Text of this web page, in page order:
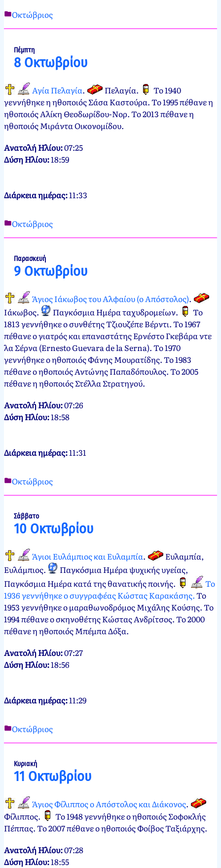
Νεκτάριος
7
20127
Οκτωβρίου,
Οκτώβριος
Πέμπτη
8 Οκτωβρίου
Αγία Πελαγία. Πελαγία.
Το 1940
γεννήθηκε η ηθοποιός Σάσα Καστούρα. Το 1995 πέθανε η
ηθοποιός Αλίκη Θεοδωρίδου-Νορ. Το 2013 πέθανε η
ηθοποιός Μιράντα Οικονομίδου.
Ανατολή Ηλίου:07:25
Δύση Ηλίου:18:59
Διάρκεια ημέρας:11:33
Νεκτάριος
8
20128
Οκτωβρίου,
Οκτώβριος
Παρασκευή
9 Οκτωβρίου
Άγιος Ιάκωβος του Αλφαίου (ο Απόστολος).
Ιάκωβος. Παγκόσμια Ημέρα ταχυδρομείων.
Το
1813 γεννήθηκε ο συνθέτης Τζιουζέπε Βέρντι. Το 1967
πέθανε ο γιατρός και επαναστάτης Ερνέστο Γκεβάρα ντε
λα Σέρνα (Ernesto Guevara de la Serna). Το 1970
γεννήθηκε ο ηθοποιός Φάνης Μουρατίδης. Το 1983
πέθανε ο ηθοποιός Αντώνης Παπαδόπουλος. Το 2005
πέθανε η ηθοποιός Στέλλα Στρατηγού.
Ανατολή Ηλίου:07:26
Δύση Ηλίου:18:58
Διάρκεια ημέρας:11:31
Νεκτάριος
9
20129
Οκτωβρίου,
Οκτώβριος
Σάββατο
10 Οκτωβρίου
Άγιοι Ευλάμπιος και Ευλαμπία.
Ευλαμπία,
Ευλάμπιος.
Παγκόσμια Ημέρα ψυχικής υγείας,
Παγκόσμια Ημέρα κατά της θανατικής ποινής.
Το
1936 γεννήθηκε ο συγγραφέας Κώστας Καρακάσης.Το
1953 γεννήθηκε ο μαραθωνοδρόμος Μιχάλης Κούσης. Το
1994 πέθανε ο σκηνοθέτης Κώστας Ανδρίτσος. Το 2000
πέθανε η ηθοποιός Μπέμπα Δόξα.
Ανατολή Ηλίου:07:27
Δύση Ηλίου:18:56
Διάρκεια ημέρας:11:29
Νεκτάριος
10
201210
Οκτωβρίου,
Οκτώβριος
Κυριακή
11 Οκτωβρίου
Άγιος Φίλιππος ο Απόστολος και Διάκονος.
Φίλιππος.
Το 1948 γεννήθηκε ο ηθοποιός Σοφοκλής
Πέππας. Το 2007 πέθανε ο ηθοποιός Φοίβος Ταξιάρχης.
Ανατολή Ηλίου:07:28
Δύση Ηλίου:18:55